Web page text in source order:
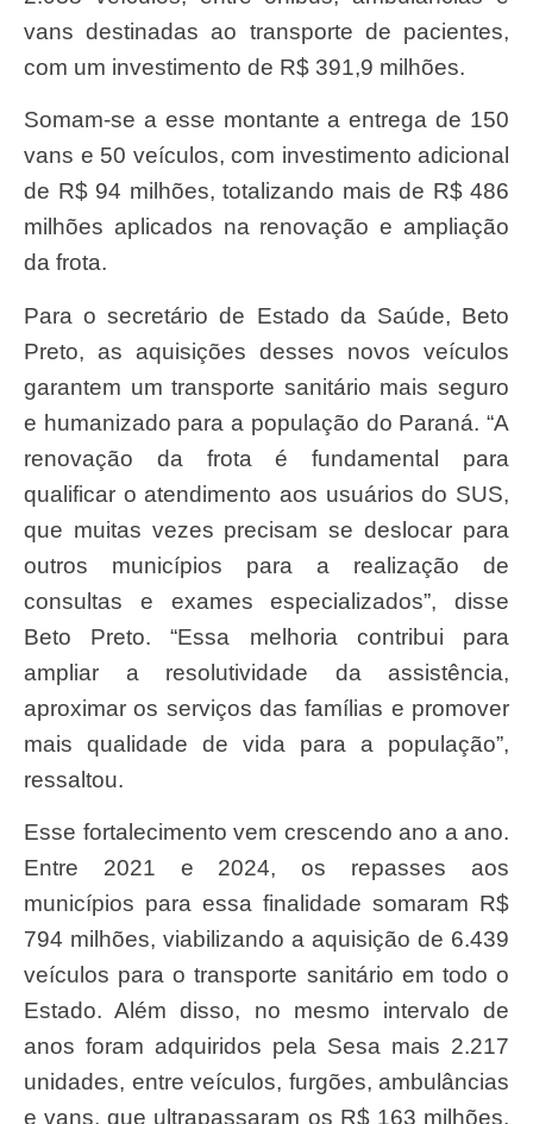
vans destinadas ao transporte de pacientes,
com um investimento de R$ 391,9 milhões.
Somam-se a esse montante a entrega de 150
vans e 50 veículos, com investimento adicional
de R$ 94 milhões, totalizando mais de R$ 486
milhões aplicados na renovação e ampliação
da frota.
Para o secretário de Estado da Saúde, Beto
Preto, as aquisições desses novos veículos
garantem um transporte sanitário mais seguro
e humanizado para a população do Paraná. “A
renovação da frota é fundamental para
qualificar o atendimento aos usuários do SUS,
que muitas vezes precisam se deslocar para
outros municípios para a realização de
consultas e exames especializados”, disse
Beto Preto. “Essa melhoria contribui para
ampliar a resolutividade da assistência,
aproximar os serviços das famílias e promover
mais qualidade de vida para a população”,
ressaltou.
Esse fortalecimento vem crescendo ano a ano.
Entre 2021 e 2024, os repasses aos
municípios para essa finalidade somaram R$
794 milhões, viabilizando a aquisição de 6.439
veículos para o transporte sanitário em todo o
Estado. Além disso, no mesmo intervalo de
anos foram adquiridos pela Sesa mais 2.217
unidades, entre veículos, furgões, ambulâncias
e vans, que ultrapassaram os R$ 163 milhões,